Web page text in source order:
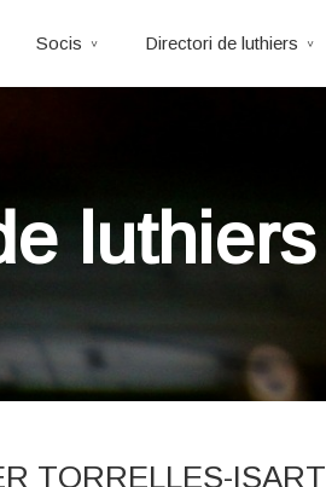
Socis Directori de luthiers
luthiers
TORRELLES-ISART